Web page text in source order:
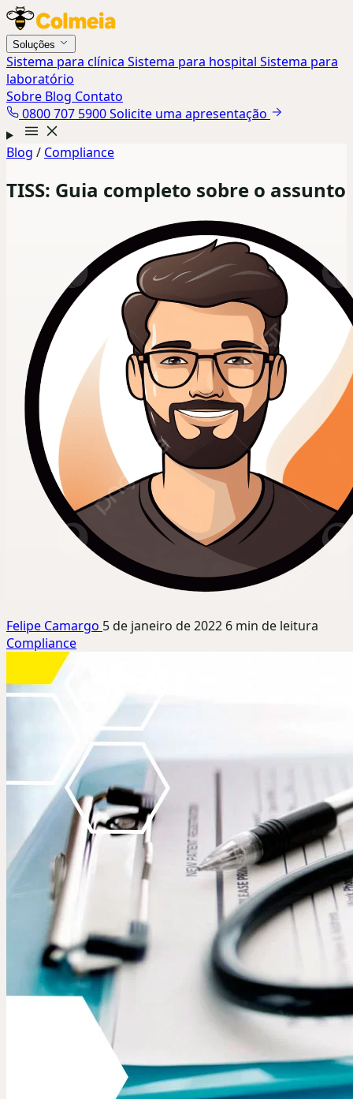
Soluções
Sistema para clínica Sistema para hospital Sistema para
laboratório
Sobre Blog Contato
0800 707 5900Solicite uma apresentação
Blog / Compliance
TISS: Guia completo sobre o assunto
Felipe Camargo 5 de janeiro de 2022 6 min de leitura
Compliance